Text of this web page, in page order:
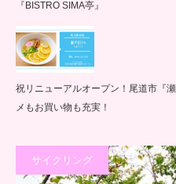
『BISTRO SIMA亭』
祝リニューアルオープン！尾道市『
メもお買い物も充実！
サイクリング